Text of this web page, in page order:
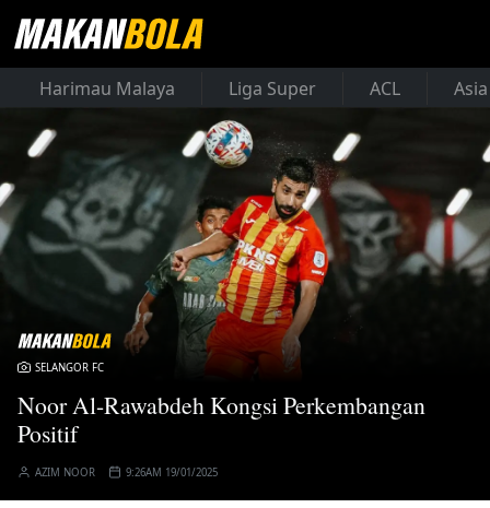
Harimau Malaya Liga Super ACL
SELANGOR FC
Noor Al-Rawabdeh Kongsi Perkembangan
Positif
AZIM NOOR 9:26AM 19/01/2025